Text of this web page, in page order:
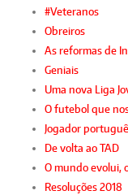
#Veteranos
Obreiros
As reformas de
Geniais
Uma nova Liga
O futebol que
Jogador
De volta ao TAD
O mundo evolui,
Resoluções 2018